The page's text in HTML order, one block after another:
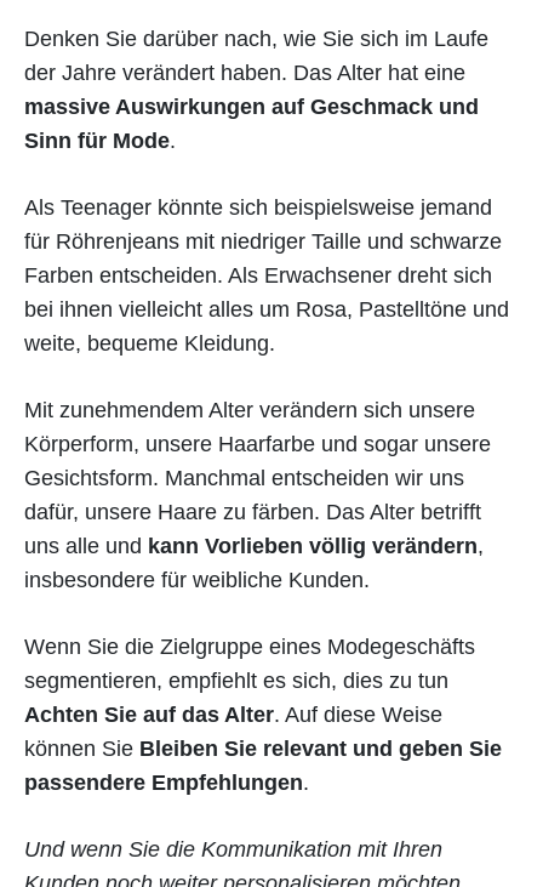
Denken Sie darüber nach, wie Sie sich im Laufe
der Jahre verändert haben. Das Alter hat eine
massive Auswirkungen auf Geschmack und
Sinn für Mode.
Als Teenager könnte sich beispielsweise jemand
für Röhrenjeans mit niedriger Taille und schwarze
Farben entscheiden. Als Erwachsener dreht sich
bei ihnen vielleicht alles um Rosa, Pastelltöne und
weite, bequeme Kleidung.
Mit zunehmendem Alter verändern sich unsere
Körperform, unsere Haarfarbe und sogar unsere
Gesichtsform. Manchmal entscheiden wir uns
dafür, unsere Haare zu färben. Das Alter betrifft
uns alle und kann Vorlieben völlig verändern,
insbesondere für weibliche Kunden.
Wenn Sie die Zielgruppe eines Modegeschäfts
segmentieren, empfiehlt es sich, dies zu tun
Achten Sie auf das Alter. Auf diese Weise
können Sie Bleiben Sie relevant und geben Sie
passendere Empfehlungen.
Und wenn Sie die Kommunikation mit Ihren